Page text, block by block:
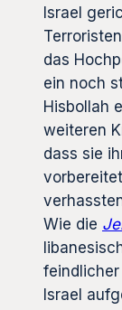
Israel
das
ein noch
Hisbollah
weiteren
dass sie
Wie die
feindlicher
Israel